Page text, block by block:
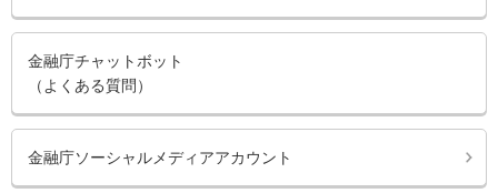
金融庁チャットボット
（よくある質問）
金融庁ソーシャルメディアアカウント